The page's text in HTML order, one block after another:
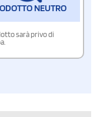
NEUTRO
sarà privo di